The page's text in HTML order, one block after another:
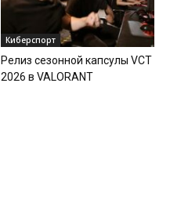
Киберспорт
Релиз сезонной капсулы VCT
2026 в VALORANT